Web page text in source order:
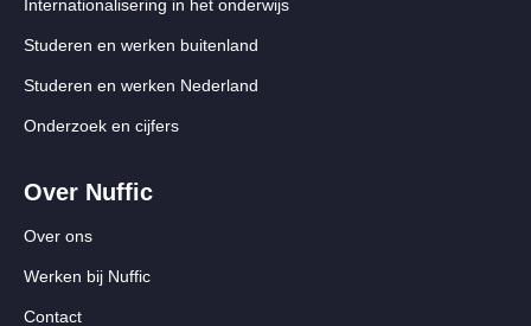
Internationalisering in het onderwijs
Studeren en werken buitenland
Studeren en werken Nederland
Onderzoek en cijfers
Over Nuffic
Over ons
Werken bij Nuffic
Contact